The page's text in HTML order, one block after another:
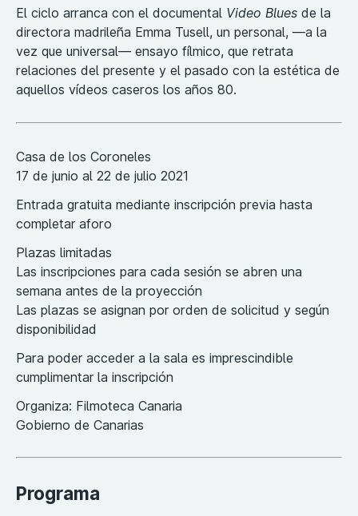
El ciclo arranca con el documental Video Blues de la
directora madrileña Emma Tusell, un personal, —a la
vez que universal— ensayo fílmico, que retrata
relaciones del presente y el pasado con la estética de
aquellos vídeos caseros los años 80.
Casa de los Coroneles
17 de junio al 22 de julio 2021
Entrada gratuita mediante inscripción previa hasta
completar aforo
Plazas limitadas
Las inscripciones para cada sesión se abren una
semana antes de la proyección
Las plazas se asignan por orden de solicitud y según
disponibilidad
Para poder acceder a la sala es imprescindible
cumplimentar la inscripción
Organiza: Filmoteca Canaria
Gobierno de Canarias
Programa